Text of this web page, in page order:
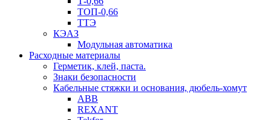
ТОП-0,66
ТТЭ
КЭАЗ
Модульная автоматика
Расходные материалы
Герметик, клей, паста.
Знаки безопасности
Кабельные стяжки и основания, дюбель-хомут
ABB
REXANT